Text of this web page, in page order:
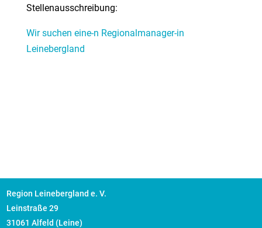
Stellenausschreibung:
Wir suchen eine-n Regionalmanager-in
Leinebergland
Region Leinebergland e. V.
Leinstraße 29
31061 Alfeld (Leine)